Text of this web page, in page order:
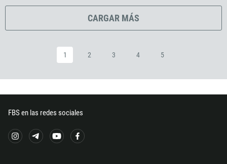
CARGAR MÁS
1 2 3 4 5
FBS en las redes sociales
298
220
995
49